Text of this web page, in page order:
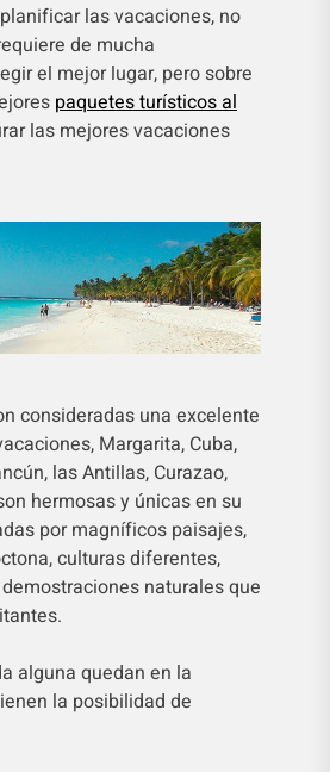
las vacaciones, no
de mucha
el mejor lugar, pero sobre
paquetes turísticos al
las mejores vacaciones
consideradas una excelente
Margarita, Cuba,
las Antillas, Curazao,
hermosas y únicas en su
por magníficos paisajes,
culturas diferentes,
naturales que
alguna quedan en la
la posibilidad de